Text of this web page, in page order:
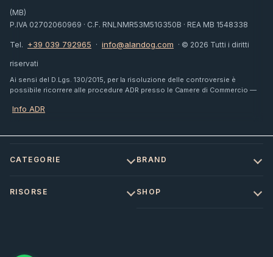
(MB)
P.IVA 02702060969 · C.F. RNLNMR53M51G350B · REA MB 1548338
Tel. +39 039 792965 · info@alandog.com · © 2026 Tutti i diritti
riservati
Ai sensi del D.Lgs. 130/2015, per la risoluzione delle controversie è
possibile ricorrere alle procedure ADR presso le Camere di Commercio —
Info ADR
CATEGORIE BRAND
RISORSE SHOP